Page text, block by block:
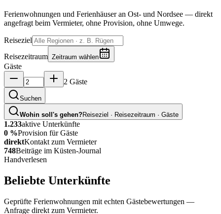
Ferienwohnungen und Ferienhäuser an Ost- und Nordsee — direkt
angefragt beim Vermieter, ohne Provision, ohne Umwege.
Reiseziel
Reisezeitraum Zeitraum wählen
Gäste
2 Gäste
Suchen
Wohin soll's gehen?Reiseziel · Reisezeitraum · Gäste
1.233aktive Unterkünfte
0 %Provision für Gäste
direktKontakt zum Vermieter
748Beiträge im Küsten-Journal
Handverlesen
Beliebte Unterkünfte
Geprüfte Ferienwohnungen mit echten Gästebewertungen —
Anfrage direkt zum Vermieter.